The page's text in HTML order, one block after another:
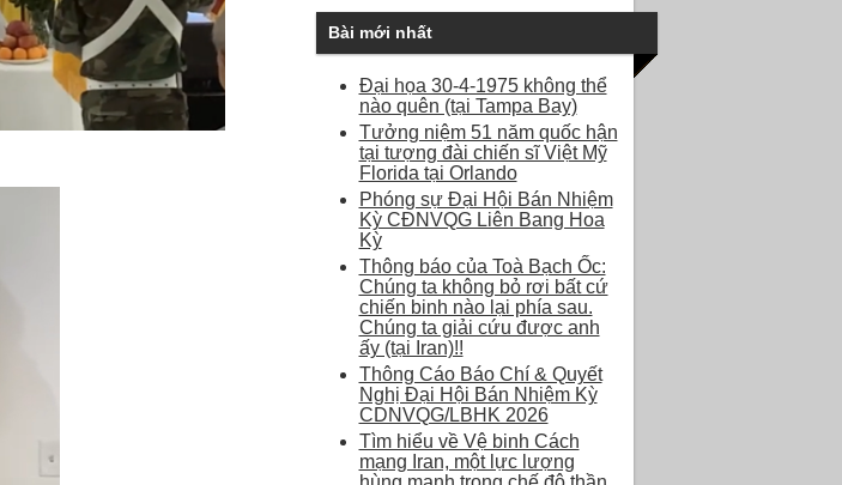
Bài mới nhất
Đại họa 30-4-1975 không thể
nào quên (tại Tampa Bay)
Tưởng niệm 51 năm quốc hận
tại tượng đài chiến sĩ Việt Mỹ
Florida tại Orlando
Phóng sự Đại Hội Bán Nhiệm
Kỳ CĐNVQG Liên Bang Hoa
Kỳ
Thông báo của Toà Bạch Ốc:
Chúng ta không bỏ rơi bất cứ
chiến binh nào lại phía sau.
Chúng ta giải cứu được anh
ấy (tại Iran)!!
Thông Cáo Báo Chí & Quyết
Nghị Đại Hội Bán Nhiệm Kỳ
CDNVQG/LBHK 2026
Tìm hiểu về Vệ binh Cách
mạng Iran, một lực lượng